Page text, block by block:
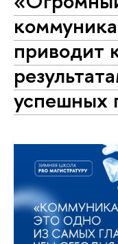
приводит
успешных